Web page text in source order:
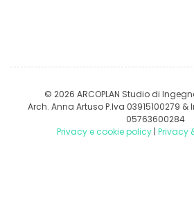
© 2026 ARCOPLAN Studio di
Arch. Anna Artuso P.Iva 03915100279 &
05763600284
Privacy e cookie policy| Privacy